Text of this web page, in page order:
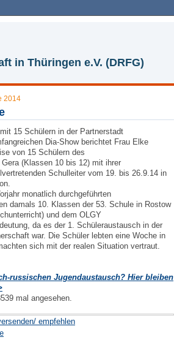
in Thüringen e.V. (DRFG)
2014
15 Schülern in der Partnerstadt
Dia-Show berichtet Frau Elke
von 15 Schülern des
(Klassen 10 bis 12) mit ihrer
Schulleiter vom 19. bis 26.9.14 in
monatlich durchgeführten
damals 10. Klassen der 53. Schule in Rostow
und dem OLGY
da es der 1. Schüleraustausch in der
war. Die Schüler lebten eine Woche in
sich mit der realen Situation vertraut.
russischen Jugendaustausch? Hier bleiben
mal angesehen.
empfehlen